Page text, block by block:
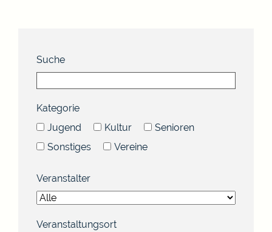
Suche
Kategorie
Jugend
Kultur
Senioren
Sonstiges
Vereine
Veranstalter
Veranstaltungsort